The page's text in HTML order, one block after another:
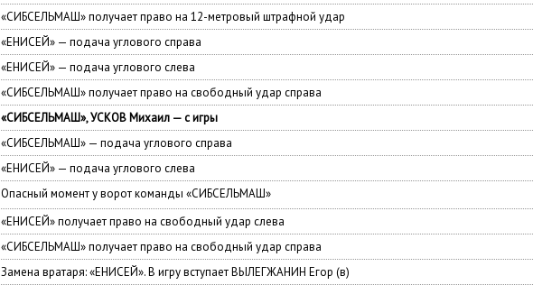
«СИБСЕЛЬМАШ» получает право на 12-метровый штрафной удар
«ЕНИСЕЙ» — подача углового справа
«ЕНИСЕЙ» — подача углового слева
«СИБСЕЛЬМАШ» получает право на свободный удар справа
«СИБСЕЛЬМАШ», УСКОВ Михаил — с игры
«СИБСЕЛЬМАШ» — подача углового справа
«ЕНИСЕЙ» — подача углового слева
Опасный момент у ворот команды «СИБСЕЛЬМАШ»
«ЕНИСЕЙ» получает право на свободный удар слева
«СИБСЕЛЬМАШ» получает право на свободный удар справа
Замена вратаря: «ЕНИСЕЙ». В игру вступает ВЫЛЕГЖАНИН Егор (в)